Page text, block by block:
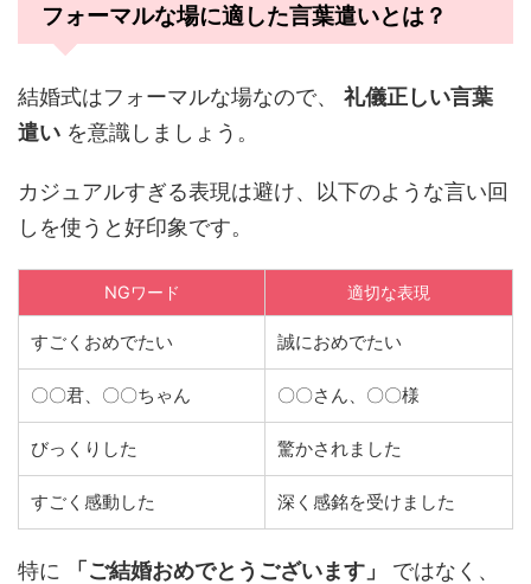
フォーマルな場に適した言葉遣いとは？
結婚式はフォーマルな場なので、 礼儀正しい言葉
遣い を意識しましょう。
カジュアルすぎる表現は避け、以下のような言い回
しを使うと好印象です。
NGワード 適切な表現
すごくおめでたい 誠におめでたい
〇〇君、〇〇ちゃん 〇〇さん、〇〇様
びっくりした 驚かされました
すごく感動した 深く感銘を受けました
特に 「ご結婚おめでとうございます」
ではなく、